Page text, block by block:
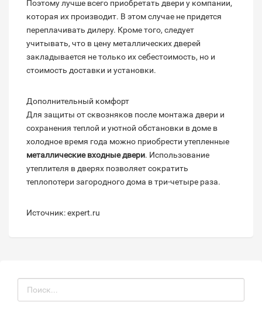
Поэтому лучше всего приобретать двери у компании,
которая их производит. В этом случае не придется
переплачивать дилеру. Кроме того, следует
учитывать, что в цену металлических дверей
закладывается не только их себестоимость, но и
стоимость доставки и установки.
Дополнительный комфорт
Для защиты от сквозняков после монтажа двери и
сохранения теплой и уютной обстановки в доме в
холодное время года можно приобрести утепленные
металлические входные двери. Использование
утеплителя в дверях позволяет сократить
теплопотери загородного дома в три-четыре раза.
Источник: expert.ru